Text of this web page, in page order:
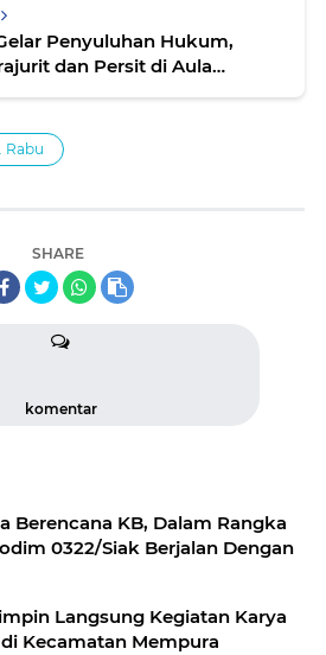
Penyuluhan Hukum,
dan Persit di Aula
Rabu
SHARE
komentar
Berencana KB, Dalam Rangka
0322/Siak Berjalan Dengan
Langsung Kegiatan Karya
di Kecamatan Mempura